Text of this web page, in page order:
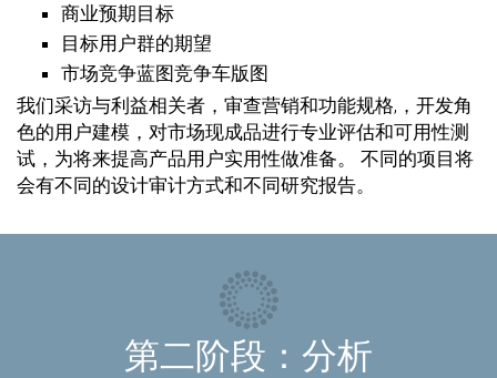
商业预期目标
目标用户群的期望
市场竞争蓝图竞争车版图
我们采访与利益相关者，审查营销和功能规格,，开发角
色的用户建模，对市场现成品进行专业评估和可用性测
试，为将来提高产品用户实用性做准备。 不同的项目将
会有不同的设计审计方式和不同研究报告。
第二阶段：分析